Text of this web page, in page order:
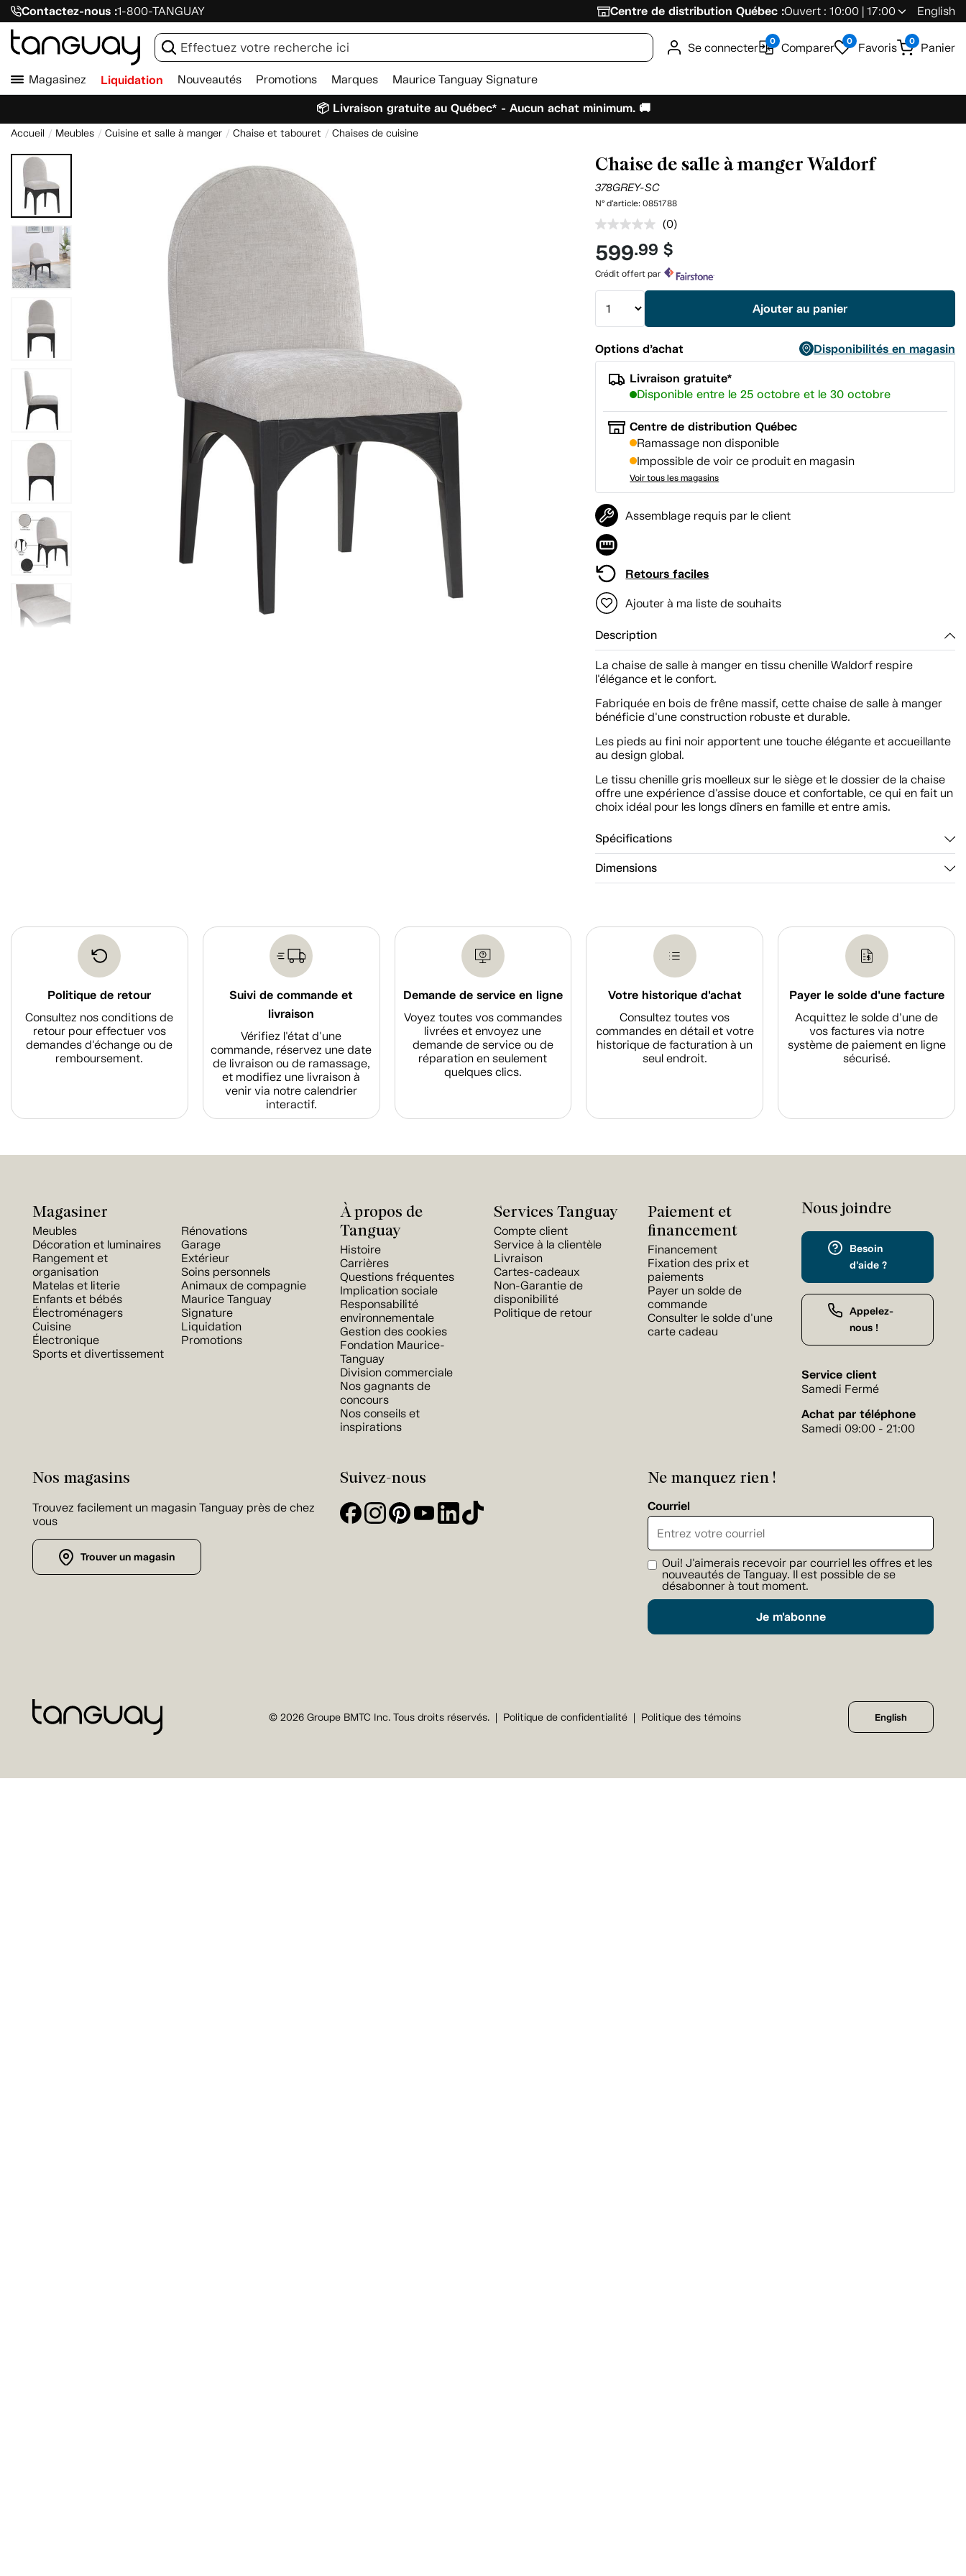
Contactez-nous :1-800-TANGUAY Centre de distribution Québec :Ouvert : 10:00 | 17:00 English
Se connecter 0 Comparer 0 Favoris 0 Panier
Magasinez Liquidation Nouveautés Promotions Marques Maurice Tanguay Signature
📦 Livraison gratuite au Québec* - Aucun achat minimum. 🚚
Accueil Meubles Cuisine et salle à manger Chaise et tabouret Chaises de cuisine
Chaise de salle à manger Waldorf
378GREY-SC
N° d'article:0851788
Aucune
cote
pour
produit.
(0)
599.99 $
Crédit offert par
Ajouter au panier
Options d’achat
Disponibilités en magasin
Livraison gratuite*
Disponible entre le 25 octobre et le 30 octobre
Centre de distribution Québec
Ramassage non disponible
Impossible de voir ce produit en magasin
Voir tous les magasins
Assemblage requis par le client
Retours faciles
Ajouter à ma liste de souhaits
Description
La chaise de salle à manger en tissu chenille Waldorf respire
l'élégance et le confort.
Fabriquée en bois de frêne massif, cette chaise de salle à manger
bénéficie d'une construction robuste et durable.
Les pieds au fini noir apportent une touche élégante et accueillante
au design global.
Le tissu chenille gris moelleux sur le siège et le dossier de la chaise
offre une expérience d'assise douce et confortable, ce qui en fait un
choix idéal pour les longs dîners en famille et entre amis.
Spécifications
Dimensions
Politique de retour
Consultez nos conditions de
retour pour effectuer vos
demandes d'échange ou de
remboursement.
Suivi de commande et
livraison
Vérifiez l'état d'une
commande, réservez une date
de livraison ou de ramassage,
et modifiez une livraison à
venir via notre calendrier
interactif.
Demande de service en ligne
Voyez toutes vos commandes
livrées et envoyez une
demande de service ou de
réparation en seulement
quelques clics.
Votre historique d'achat
Consultez toutes vos
commandes en détail et votre
historique de facturation à un
seul endroit.
Payer le solde d'une facture
Acquittez le solde d’une de
vos factures via notre
système de paiement en ligne
sécurisé.
Magasiner
Meubles
Décoration et luminaires
Rangement et
organisation
Matelas et literie
Enfants et bébés
Électroménagers
Cuisine
Électronique
Sports et divertissement
Rénovations
Garage
Extérieur
Soins personnels
Animaux de compagnie
Maurice Tanguay
Signature
Liquidation
Promotions
À propos de
Tanguay
Histoire
Carrières
Questions fréquentes
Implication sociale
Responsabilité
environnementale
Gestion des cookies
Fondation Maurice-
Tanguay
Division commerciale
Nos gagnants de
concours
Nos conseils et
inspirations
Services Tanguay
Compte client
Service à la clientèle
Livraison
Cartes-cadeaux
Non-Garantie de
disponibilité
Politique de retour
Paiement et
financement
Financement
Fixation des prix et
paiements
Payer un solde de
commande
Consulter le solde d'une
carte cadeau
Nous joindre
Besoin
d'aide ?
Appelez-
nous !
Service client
Samedi Fermé
Achat par téléphone
Samedi 09:00 - 21:00
Nos magasins
Trouvez facilement un magasin Tanguay près de chez
vous
Trouver un magasin
Suivez-nous Ne manquez rien !
Courriel
Oui! J'aimerais recevoir par courriel les offres et les
nouveautés de Tanguay. Il est possible de se
désabonner à tout moment.
Je m'abonne
© 2026 Groupe BMTC Inc. Tous droits réservés. Politique de confidentialité Politique des témoins English